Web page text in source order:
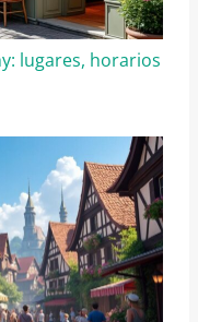
lugares, horarios